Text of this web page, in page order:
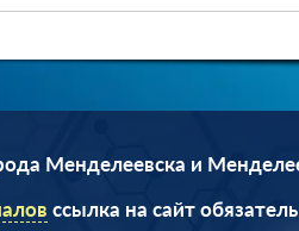
Менделеевска и
ссылка на сайт